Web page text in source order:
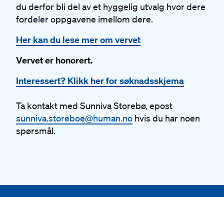
du derfor bli del av et hyggelig utvalg hvor dere
fordeler oppgavene imellom dere.
Her kan du lese mer om vervet
Vervet er honorert.
Interessert? Klikk her for søknadsskjema
Ta kontakt med Sunniva Storebø, epost
sunniva.storeboe@human.no hvis du har noen
spørsmål.